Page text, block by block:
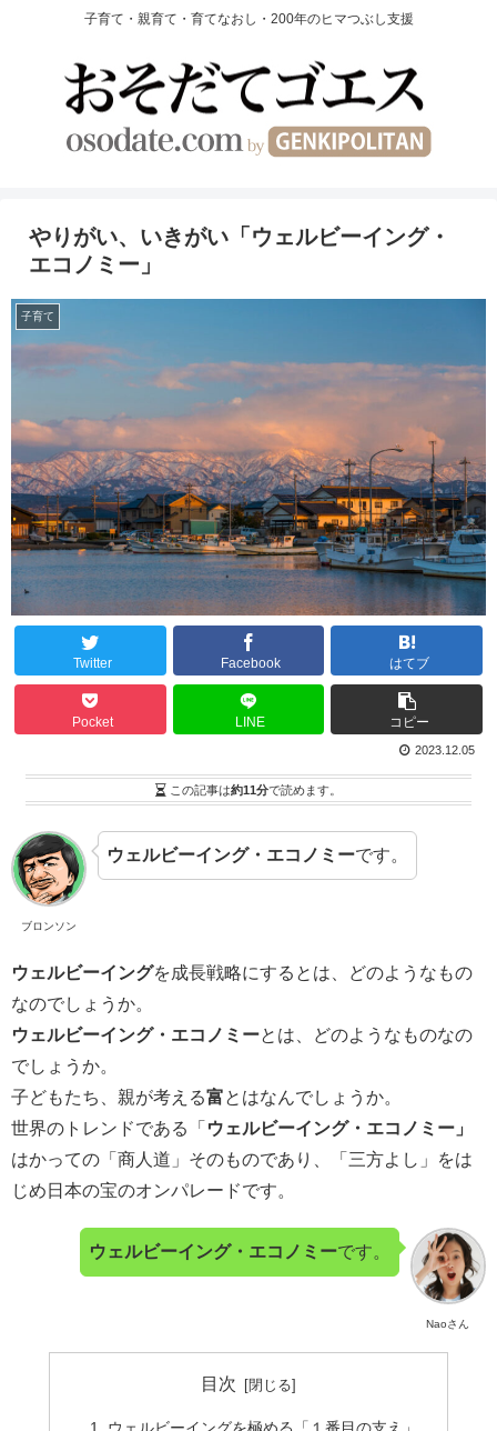
子育て・親育て・育てなおし・200年のヒマつぶし支援
やりがい、いきがい「ウェルビーイング・
エコノミー」
子育て
Twitter Facebook はてブ
Pocket LINE コピー
2023.12.05
この記事は約11分で読めます。
ブロンソン
ウェルビーイング・エコノミーです。
ウェルビーイングを成長戦略にするとは、どのようなもの
なのでしょうか。
ウェルビーイング・エコノミーとは、どのようなものなの
でしょうか。
子どもたち、親が考える富とはなんでしょうか。
世界のトレンドである「 ウェルビーイング・エコノミー」
はかっての「商人道」そのものであり、「三方よし」をは
じめ日本の宝のオンパレードです。
Naoさん
ウェルビーイング・エコノミーです。
目次
ウェルビーイングを極める「１番目の支え」